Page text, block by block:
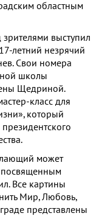
областным
выступил
летний незрячий
Свои номера
школы
Щедриной.
класс для
который
может
посвященным
Все картины
Мир, Любовь,
представлены